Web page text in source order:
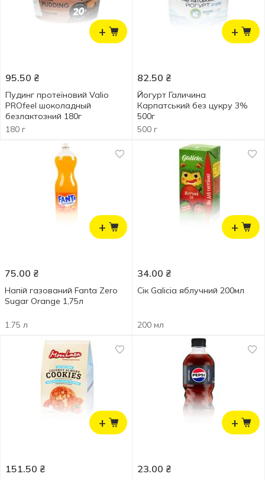
+
95.50 ₴
Пудинг протеїновий Valio
PROfeel шоколадный
безлактозний 180г
180 г
+
82.50 ₴
Йогурт Галичина
Карпатський без цукру 3%
500г
500 г
+
75.00 ₴
Напій газований Fanta Zero
Sugar Orange 1,75л
1.75 л
+
34.00 ₴
Сік Galicia яблучний 200мл
200 мл
+
151.50 ₴
+
23.00 ₴